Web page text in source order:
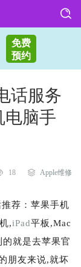
免费
预约
话服务
电脑手
18 Apple维修
荐：苹果手机
,iPad平板,Mac
就是去苹果官
朋友来说,就坏